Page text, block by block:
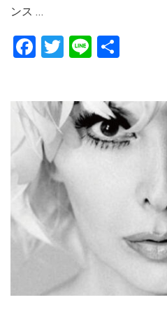
ンス …
Facebook
Twitter
Line